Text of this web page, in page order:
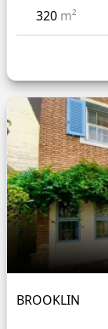
320 m²
BROOKLIN